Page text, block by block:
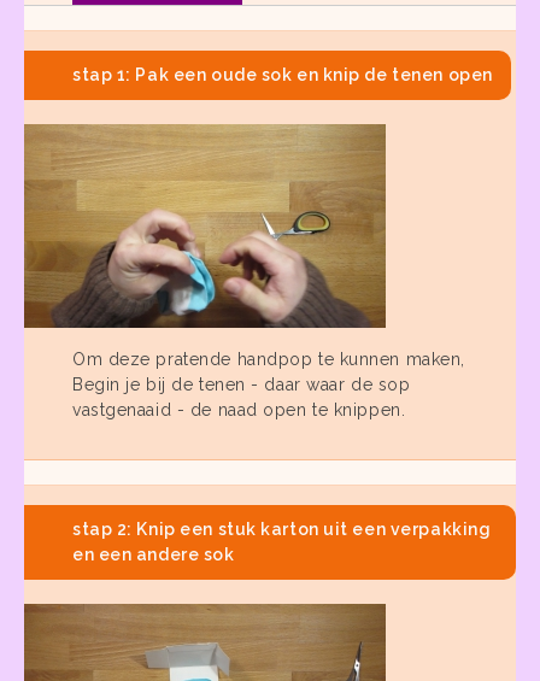
stap 1: Pak een oude sok en knip de tenen open
Om deze pratende handpop te kunnen maken,
Begin je bij de tenen - daar waar de sop
vastgenaaid - de naad open te knippen.
stap 2: Knip een stuk karton uit een verpakking
en een andere sok